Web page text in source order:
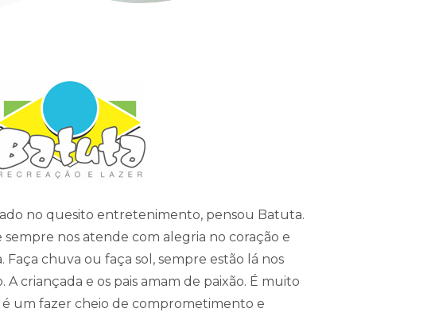
no quesito entretenimento, pensou Batuta.
sempre nos atende com alegria no coração e
Faça chuva ou faça sol, sempre estão lá nos
criançada e os pais amam de paixão. É muito
é um fazer cheio de comprometimento e